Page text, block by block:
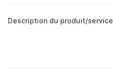
Description du produit/service